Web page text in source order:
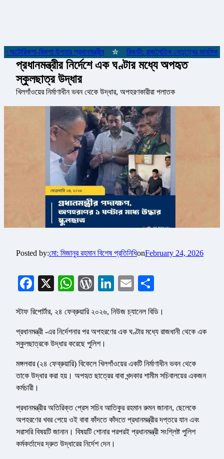
রিকশা উপহার প্রধানমন্ত্রীর ✮ রিজভী: রাজনৈতিক নেতৃত্বের মানসিকতা
প্রধানমন্ত্রীর নির্দেশে এক ঘণ্টার মধ্যে অপহৃত
স্কুলছাত্র উদ্ধার
খিলগাঁওয়ের নির্মাণাধীন ভবন থেকে উদ্ধার, অপহরণকারীরা পলাতক
Posted by:মো: মিজানুর রহমান বিশেষ প্রতিনিধিonFebruary 24, 2026
Facebook
X WhatsApp
WordPress
LinkedIn
Email
স্টাফ রিপোর্টার, ২৪ ফেব্রুয়ারি ২০২৬, নিউজ চ্যানেল বিডি।
প্রধানমন্ত্রী -এর নির্দেশনার পর অপহরণের এক ঘণ্টার মধ্যে রাজধানী থেকে এক
স্কুলছাত্রকে উদ্ধার করেছে পুলিশ।
মঙ্গলবার (২৪ ফেব্রুয়ারি) বিকেলে খিলগাঁওয়ের একটি নির্মাণাধীন ভবন থেকে
তাকে উদ্ধার করা হয়। অপহৃত ছাত্রের বাবা খন্দকার শামীম সচিবালয়ের একজন
কর্মচারী।
প্রধানমন্ত্রীর অতিরিক্ত প্রেস সচিব আতিকুর রহমান রুমন জানান, ছেলেকে
অপহরণের খবর পেয়ে ওই বাবা কাঁদতে কাঁদতে প্রধানমন্ত্রীর দপ্তরে যান এবং
সরাসরি বিষয়টি জানান। বিষয়টি শোনার পরপরই প্রধানমন্ত্রী সংশ্লিষ্ট পুলিশ
কর্মকর্তাদের দ্রুত উদ্ধারের নির্দেশ দেন।